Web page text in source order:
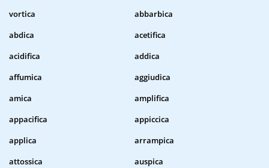
vortica
abbarbica
abdica
acetifica
acidifica
addica
affumica
aggiudica
amica
amplifica
appacifica
appiccica
applica
arrampica
attossica
auspica